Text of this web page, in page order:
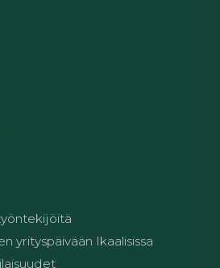
yrityspäivään Ikaalisissa